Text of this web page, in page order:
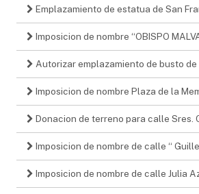
Emplazamiento de estatua de San
Imposicion de nombre “OBISPO
Autorizar emplazamiento de busto de
Imposicion de nombre Plaza de la
Donacion de terreno para calle Sres.
Imposicion de nombre de calle “
Imposicion de nombre de calle Julia